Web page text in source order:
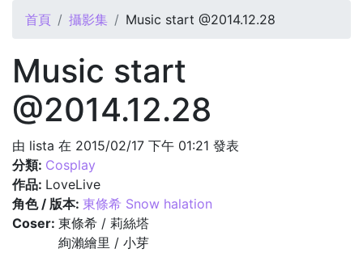
您在這裡
首頁 攝影集 Music start @2014.12.28
Music start
@2014.12.28
由 lista 在 2015/02/17 下午 01:21 發表
分類: Cosplay
作品: LoveLive
角色 / 版本: 東條希 Snow halation
Coser: 東條希 / 莉絲塔
絢瀨繪里 / 小芽